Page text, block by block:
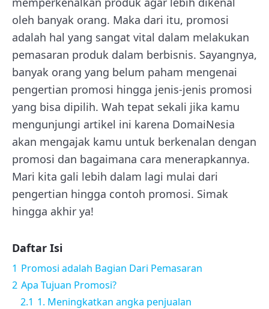
oleh banyak orang. Maka dari itu, promosi
adalah hal yang sangat vital dalam melakukan
pemasaran produk dalam berbisnis. Sayangnya,
banyak orang yang belum paham mengenai
pengertian promosi hingga jenis-jenis promosi
yang bisa dipilih. Wah tepat sekali jika kamu
mengunjungi artikel ini karena DomaiNesia
akan mengajak kamu untuk berkenalan dengan
promosi dan bagaimana cara menerapkannya.
Mari kita gali lebih dalam lagi mulai dari
pengertian hingga contoh promosi. Simak
hingga akhir ya!
Daftar Isi
1 Promosi adalah Bagian Dari Pemasaran
2 Apa Tujuan Promosi?
2.1 1. Meningkatkan angka penjualan